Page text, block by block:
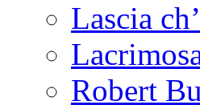
Lascia
Robert